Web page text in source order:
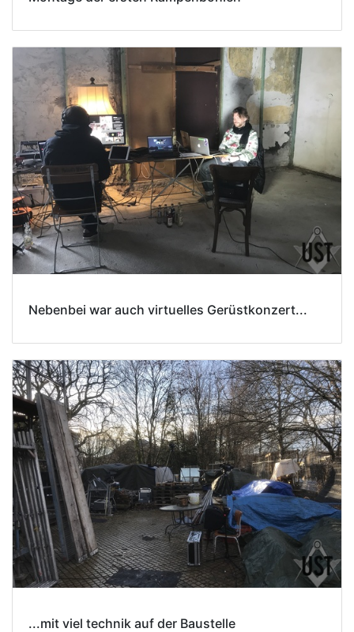
Nebenbei war auch virtuelles Gerüstkonzert...
...mit viel technik auf der Baustelle